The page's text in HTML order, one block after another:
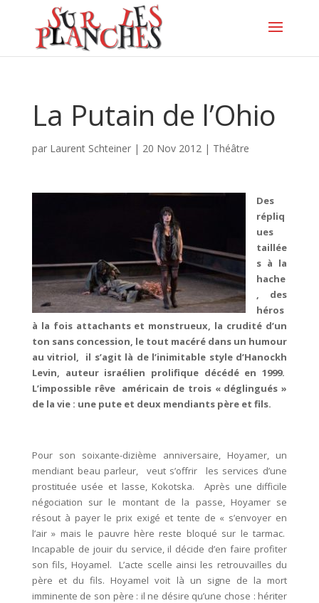
La Putain de l’Ohio
par Laurent Schteiner| 20 Nov 2012| Théâtre
Des
répliq
ues
taillée
s à la
hache
, des
héros
à la fois attachants et monstrueux, la crudité d’un
ton sans concession, le tout macéré dans un humour
au vitriol, il s’agit là de l’inimitable style d’Hanockh
Levin, auteur israélien prolifique décédé en 1999.
L’impossible rêve américain de trois « déglingués »
de la vie : une pute et deux mendiants père et fils.
Pour son soixante-dizième anniversaire, Hoyamer, un
mendiant beau parleur, veut s’offrir les services d’une
prostituée usée et lasse, Kokotska. Après une difficile
négociation sur le montant de la passe, Hoyamer se
résout à payer le prix exigé et tente de « s’envoyer en
l’air » mais le pauvre hère reste bloqué sur le tarmac.
Incapable de jouir du service, il décide d’en faire profiter
son fils, Hoyamel. L’acte scelle ainsi les retrouvailles du
père et du fils. Hoyamel voit là un signe de la mort
imminente de son père : il ne désire qu’une chose : hériter